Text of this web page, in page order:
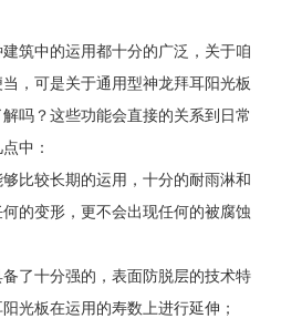
筑中的运用都十分的广泛，关于咱
，可是关于通用型神龙拜耳阳光板
吗？这些功能会直接的关系到日常
中：
比较长期的运用，十分的耐雨淋和
的变形，更不会出现任何的被腐蚀
了十分强的，表面防脱层的技术特
光板在运用的寿数上进行延伸；